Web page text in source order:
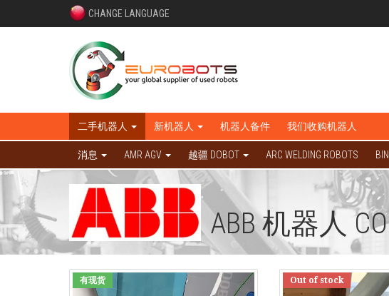
CHANGE LANGUAGE
二手机器人 新机器人 机器人备件 我们收购机器人
消息 AMR AGV 越疆 DOBOT ARC WELDING ROBOTS
ABB 机器人
有现货 Out of stock